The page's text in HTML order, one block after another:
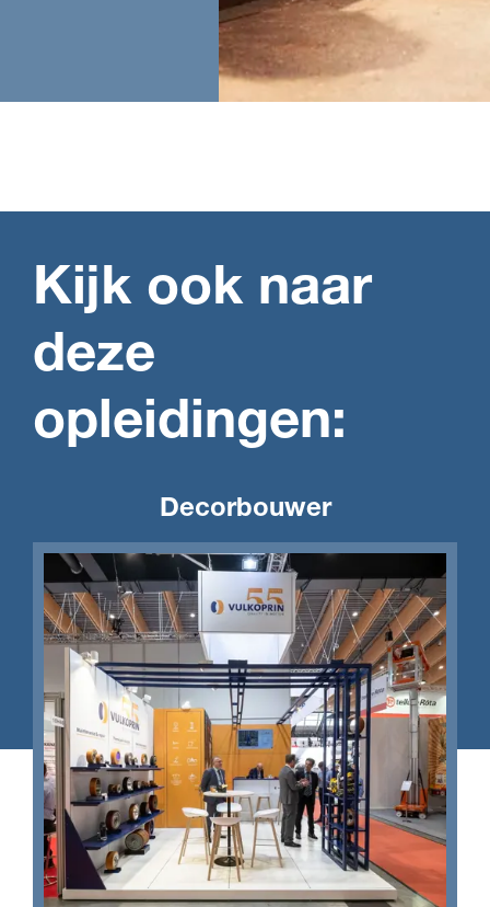
Kijk ook naar
deze
opleidingen:
Decorbouwer